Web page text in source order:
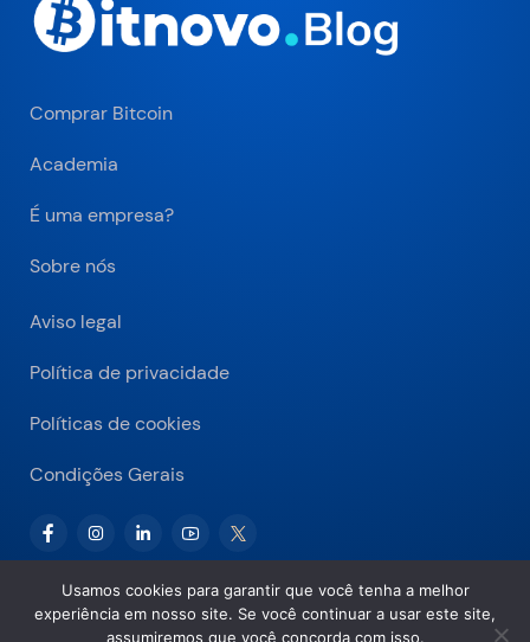
Comprar Bitcoin
Academia
É uma empresa?
Sobre nós
Aviso legal
Política de privacidade
Políticas de cookies
Condições Gerais
Copyright © 2026 Bitnovo.com
Usamos cookies para garantir que você tenha a melhor
experiência em nosso site. Se você continuar a usar este site,
assumiremos que você concorda com isso.